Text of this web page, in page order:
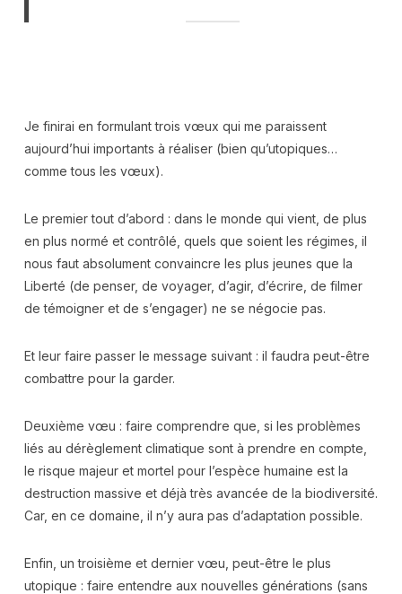
Je finirai en formulant trois vœux qui me paraissent
aujourd’hui importants à réaliser (bien qu’utopiques…
comme tous les vœux).
Le premier tout d’abord : dans le monde qui vient, de plus
en plus normé et contrôlé, quels que soient les régimes, il
nous faut absolument convaincre les plus jeunes que la
Liberté (de penser, de voyager, d’agir, d’écrire, de filmer
de témoigner et de s’engager) ne se négocie pas.
Et leur faire passer le message suivant : il faudra peut-être
combattre pour la garder.
Deuxième vœu : faire comprendre que, si les problèmes
liés au dérèglement climatique sont à prendre en compte,
le risque majeur et mortel pour l’espèce humaine est la
destruction massive et déjà très avancée de la biodiversité.
Car, en ce domaine, il n’y aura pas d’adaptation possible.
Enfin, un troisième et dernier vœu, peut-être le plus
utopique : faire entendre aux nouvelles générations (sans